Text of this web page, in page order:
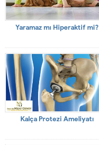
Yaramaz mı Hiperaktif mi?
Kalça Protezi Ameliyatı